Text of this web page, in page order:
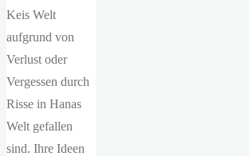
Keis Welt
aufgrund von
Verlust oder
Vergessen durch
Risse in Hanas
Welt gefallen
sind. Ihre Ideen